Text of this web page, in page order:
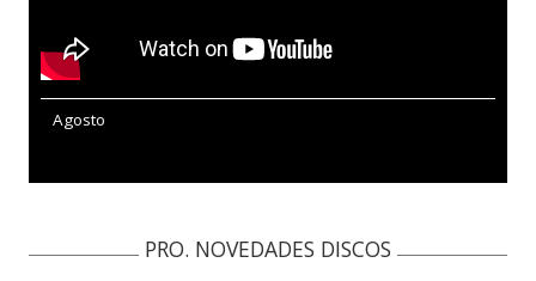
Agosto
PRO. NOVEDADES DISCOS